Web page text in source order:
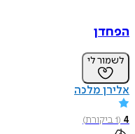
הפחדן
לשמור לי
אלירן מלכה
4
(
1ביקורת)